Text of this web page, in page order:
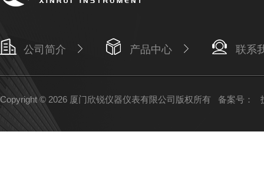
公司简介 产品中心 联系
Copyright © 2026 厦门欣锐仪器仪表有限公司版权所有 备案号：